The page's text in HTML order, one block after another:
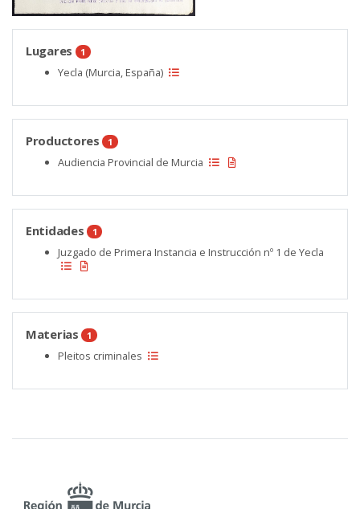
Lugares 1
Yecla (Murcia, España)
Productores 1
Audiencia Provincial de Murcia
Entidades 1
Juzgado de Primera Instancia e Instrucción nº 1 de Yecla
Materias 1
Pleitos criminales